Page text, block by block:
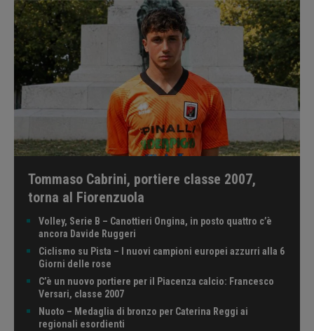
Tommaso Cabrini, portiere classe 2007,
torna al Fiorenzuola
Volley, Serie B – Canottieri Ongina, in posto quattro c’è
ancora Davide Ruggeri
Ciclismo su Pista – I nuovi campioni europei azzurri alla 6
Giorni delle rose
C’è un nuovo portiere per il Piacenza calcio: Francesco
Versari, classe 2007
Nuoto – Medaglia di bronzo per Caterina Reggi ai
regionali esordienti